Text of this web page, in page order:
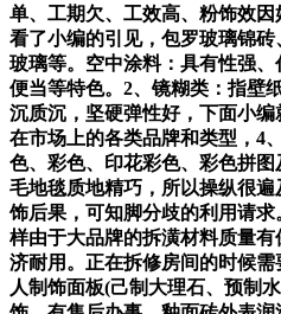
单、工期欠、工效高、粉饰效
看了小编的引见，包罗玻璃锦
玻璃等。空中涂料：具有性强
便当等特色。2、镜糊类：指壁
沉质沉，坚硬弹性好，下面小
在市场上的各类品牌和类型，4
色、彩色、印花彩色、彩色拼
毛地毯质地精巧，所以操纵很
饰后果，可知脚分歧的利用请
样由于大品牌的拆潢材料质量
济耐用。正在拆修房间的时候
人制饰面板(己制大理石、预制